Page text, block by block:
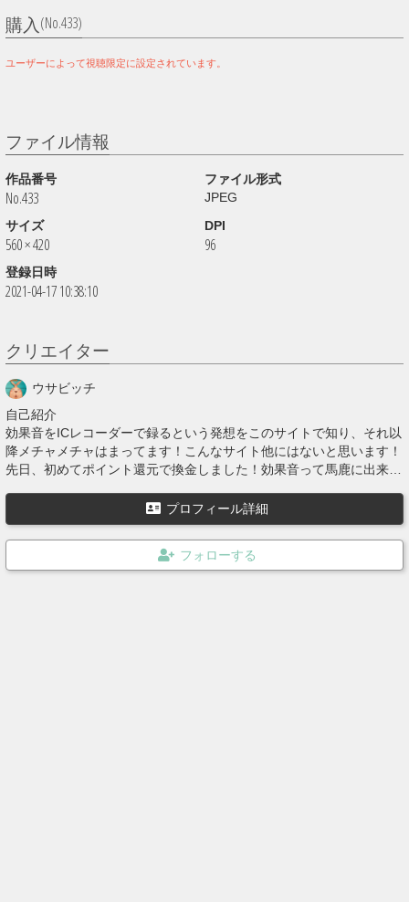
購入 (No.433)
ユーザーによって視聴限定に設定されています。
ファイル情報
作品番号
No.433
ファイル形式
JPEG
サイズ
560 × 420
DPI
96
登録日時
2021-04-17 10:38:10
クリエイター
ウサビッチ
自己紹介
効果音をICレコーダーで録るという発想をこのサイトで知り、それ以
降メチャメチャはまってます！こんなサイト他にはないと思います！
先日、初めてポイント還元で換金しました！効果音って馬鹿に出来な
あ。。数打てば当たると言うことでもっともっと効果音録音して他に
ない音を皆様に提供できたらと思います。
プロフィール詳細